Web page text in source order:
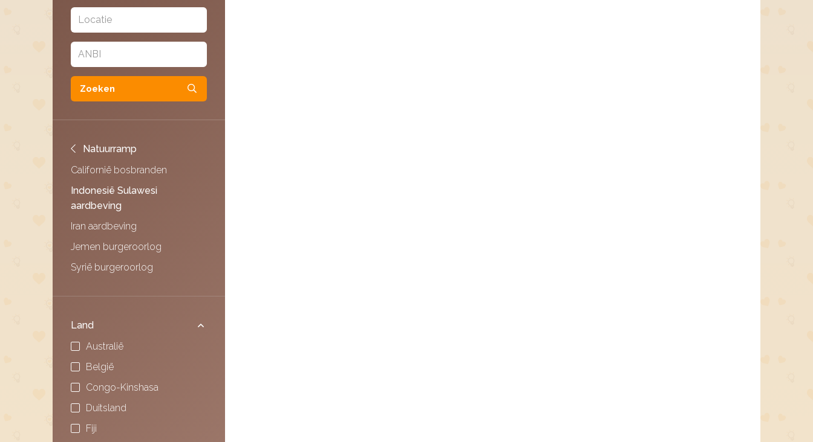
Zoeken
Natuurramp
Californië bosbranden
Indonesië Sulawesi
aardbeving
Iran aardbeving
Jemen burgeroorlog
Syrië burgeroorlog
Land
Australië
België
Congo-Kinshasa
Duitsland
Fiji